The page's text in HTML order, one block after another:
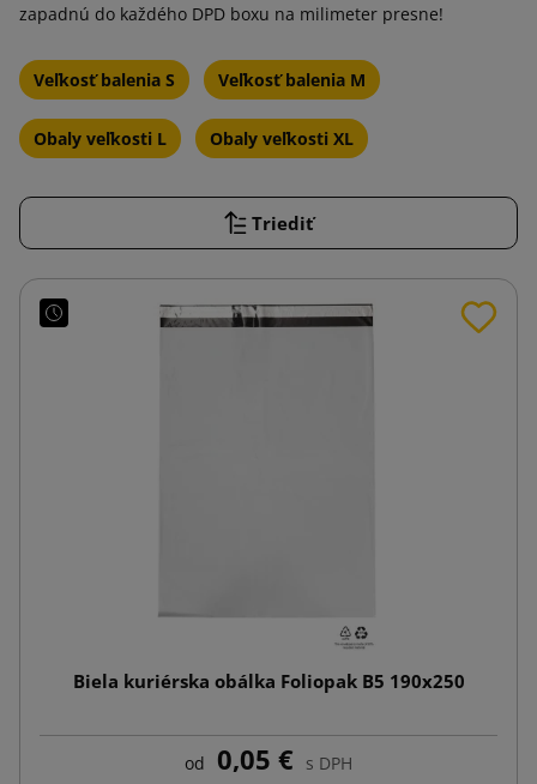
zapadnú do každého DPD boxu na milimeter presne!
Veľkosť balenia S Veľkosť balenia M
Obaly veľkosti L Obaly veľkosti XL
Triediť
Biela kuriérska obálka Foliopak B5 190x250
od 0,05 € s DPH